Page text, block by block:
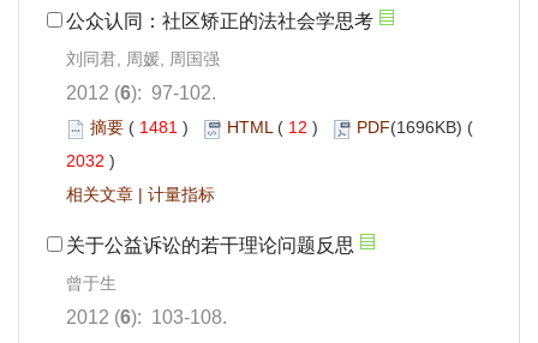
公众认同：社区矫正的法社会学思考
刘同君, 周媛, 周国强
2012 (6): 97-102.
摘要 ( 1481 ) HTML( 12 ) PDF(1696KB) (
2032 )
相关文章 | 计量指标
关于公益诉讼的若干理论问题反思
曾于生
2012 (6): 103-108.